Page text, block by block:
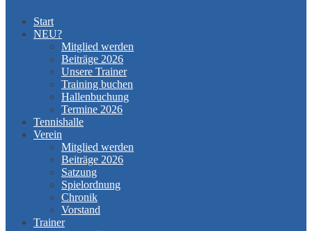
Start
NEU?
Mitglied werden
Beiträge 2026
Unsere Trainer
Training buchen
Hallenbuchung
Termine 2026
Tennishalle
Verein
Mitglied werden
Beiträge 2026
Satzung
Spielordnung
Chronik
Vorstand
Trainer